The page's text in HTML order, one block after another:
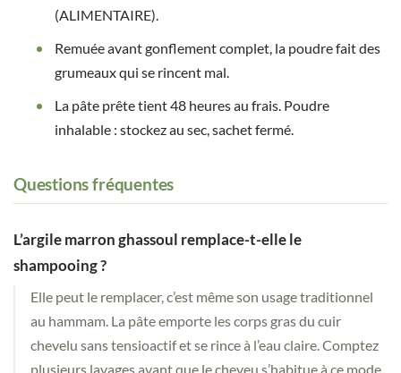
(ALIMENTAIRE).
Remuée avant gonflement complet, la poudre fait des
grumeaux qui se rincent mal.
La pâte prête tient 48 heures au frais. Poudre
inhalable : stockez au sec, sachet fermé.
Questions fréquentes
L’argile marron ghassoul remplace-t-elle le
shampooing ?
Elle peut le remplacer, c’est même son usage traditionnel
au hammam. La pâte emporte les corps gras du cuir
chevelu sans tensioactif et se rince à l’eau claire. Comptez
plusieurs lavages avant que le cheveu s’habitue à ce mode